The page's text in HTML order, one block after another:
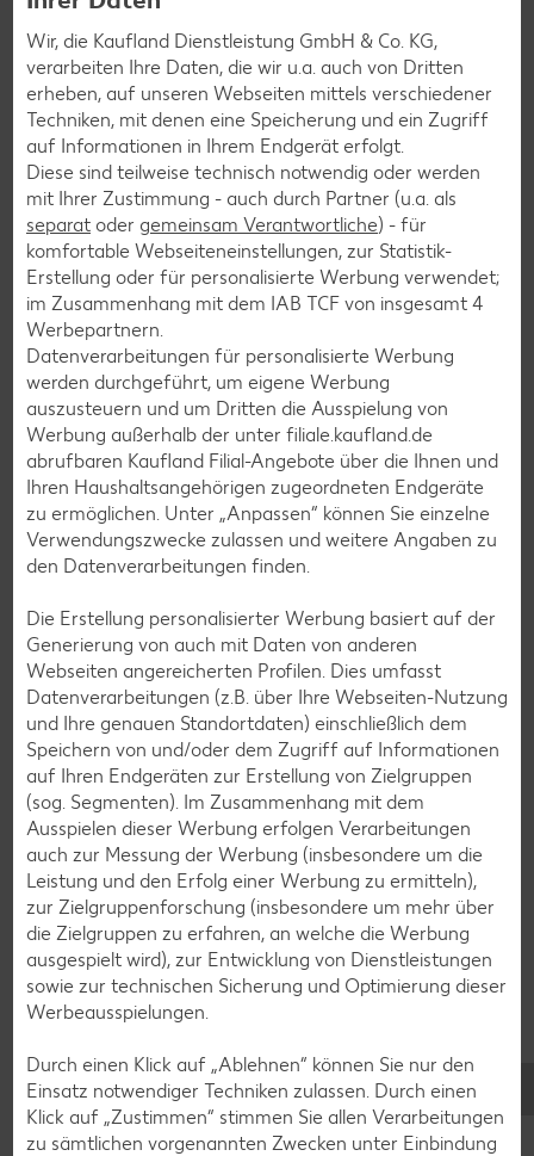
Grill-Rezepte
Muffin-Rezepte
Apfelkuchen-Rezepte
Schokokuchen-Rezepte
Torten-Rezepte
Eis-Rezepte
Pfannkuchen-Rezepte
Plätzchen-Rezepte
Smoothie-Rezepte
Bowle-Rezepte
Cocktail-Rezepte
Avocado-Rezepte
Erdbeer-Rezepte
Blaubeer-Rezepte
Bananen-Rezepte
Zurück zu allen Rezepten
Wir, die Kaufland Dienstleistung GmbH & Co. KG,
verarbeiten Ihre Daten, die wir u.a. auch von Dritten
erheben, auf unseren Webseiten mittels verschiedener
Techniken, mit denen eine Speicherung und ein Zugriff
auf Informationen in Ihrem Endgerät erfolgt.
Diese sind teilweise technisch notwendig oder werden
mit Ihrer Zustimmung - auch durch Partner (u.a. als
separat oder gemeinsam Verantwortliche) - für
komfortable Webseiteneinstellungen, zur Statistik-
Erstellung oder für personalisierte Werbung verwendet;
im Zusammenhang mit dem IAB TCF von insgesamt 4
Werbepartnern.
Datenverarbeitungen für personalisierte Werbung
werden durchgeführt, um eigene Werbung
auszusteuern und um Dritten die Ausspielung von
Werbung außerhalb der unter filiale.kaufland.de
abrufbaren Kaufland Filial-Angebote über die Ihnen und
Ihren Haushaltsangehörigen zugeordneten Endgeräte
zu ermöglichen. Unter „Anpassen“ können Sie einzelne
Verwendungszwecke zulassen und weitere Angaben zu
den Datenverarbeitungen finden.
Die Erstellung personalisierter Werbung basiert auf der
Generierung von auch mit Daten von anderen
Webseiten angereicherten Profilen. Dies umfasst
Datenverarbeitungen (z.B. über Ihre Webseiten-Nutzung
und Ihre genauen Standortdaten) einschließlich dem
Speichern von und/oder dem Zugriff auf Informationen
auf Ihren Endgeräten zur Erstellung von Zielgruppen
(sog. Segmenten). Im Zusammenhang mit dem
Ausspielen dieser Werbung erfolgen Verarbeitungen
auch zur Messung der Werbung (insbesondere um die
Leistung und den Erfolg einer Werbung zu ermitteln),
zur Zielgruppenforschung (insbesondere um mehr über
die Zielgruppen zu erfahren, an welche die Werbung
ausgespielt wird), zur Entwicklung von Dienstleistungen
sowie zur technischen Sicherung und Optimierung dieser
Werbeausspielungen.
Durch einen Klick auf „Ablehnen“ können Sie nur den
Einsatz notwendiger Techniken zulassen. Durch einen
Klick auf „Zustimmen“ stimmen Sie allen Verarbeitungen
zu sämtlichen vorgenannten Zwecken unter Einbindung